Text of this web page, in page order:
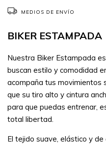
MEDIOS DE ENVÍO
BIKER ESTAMPADA
Nuestra Biker Estampada
buscan estilo y comodidad
acompaña tus movimientos
que su tiro alto y cintura
para que puedas entrenar,
total libertad.
El tejido suave, elástico y